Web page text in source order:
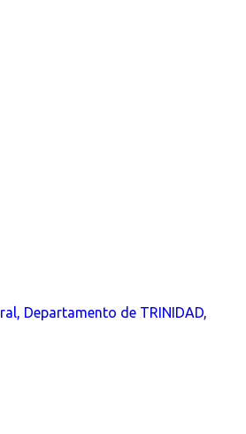
Departamento de TRINIDAD,